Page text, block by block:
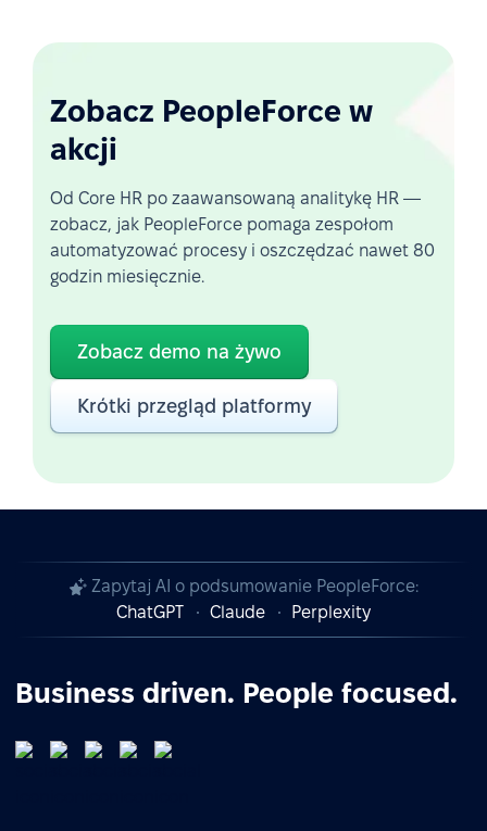
Zobacz PeopleForce w
akcji
Od Core HR po zaawansowaną analitykę HR —
zobacz, jak PeopleForce pomaga zespołom
automatyzować procesy i oszczędzać nawet 80
godzin miesięcznie.
Zobacz demo na żywo
Krótki przegląd platformy
Zapytaj AI o podsumowanie PeopleForce:
ChatGPT
Claude Perplexity
Business driven. People focused.